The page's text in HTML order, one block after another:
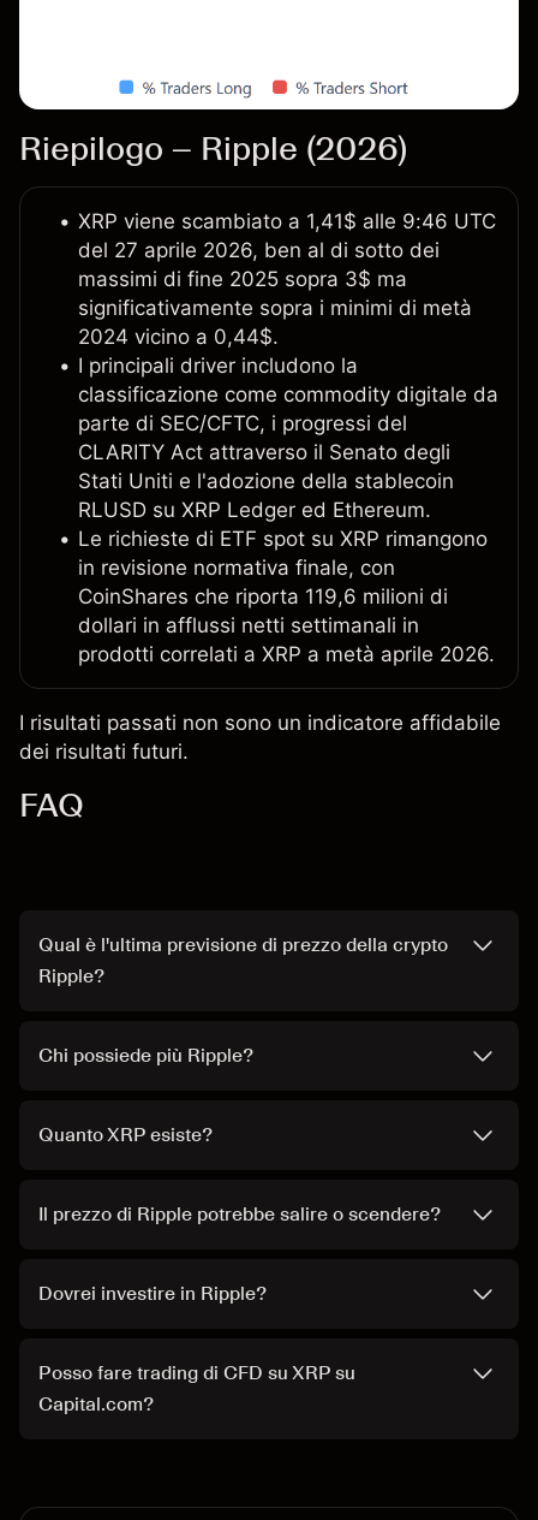
Riepilogo – Ripple (2026)
XRP viene scambiato a 1,41$ alle 9:46 UTC
del 27 aprile 2026, ben al di sotto dei
massimi di fine 2025 sopra 3$ ma
significativamente sopra i minimi di metà
2024 vicino a 0,44$.
I principali driver includono la
classificazione come commodity digitale da
parte di SEC/CFTC, i progressi del
CLARITY Act attraverso il Senato degli
Stati Uniti e l'adozione della stablecoin
RLUSD su XRP Ledger ed Ethereum.
Le richieste di ETF spot su XRP rimangono
in revisione normativa finale, con
CoinShares che riporta 119,6 milioni di
dollari in afflussi netti settimanali in
prodotti correlati a XRP a metà aprile 2026.
I risultati passati non sono un indicatore affidabile
dei risultati futuri.
FAQ
Qual è l'ultima previsione di prezzo della crypto
Ripple?
Chi possiede più Ripple?
Quanto XRP esiste?
Il prezzo di Ripple potrebbe salire o scendere?
Dovrei investire in Ripple?
Posso fare trading di CFD su XRP su
Capital.com?